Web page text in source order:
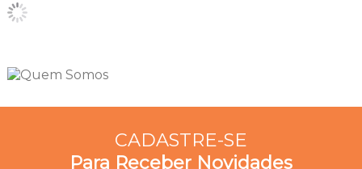
CADASTRE-SE
Para Receber Novidades